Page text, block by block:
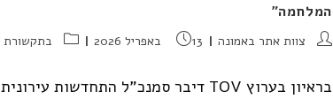
המלחמה"
מחבר:צוות אתר באמונה פורסם:
13 באפריל 2026 קטגוריה:בתקשורת
בראיון בערוץ TOV דיבר סמנכ"ל התחדשות עירונית